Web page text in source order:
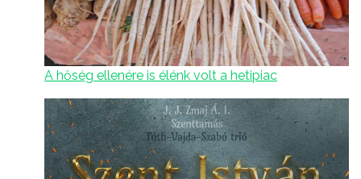
A hőség ellenére is élénk volt a hetipiac